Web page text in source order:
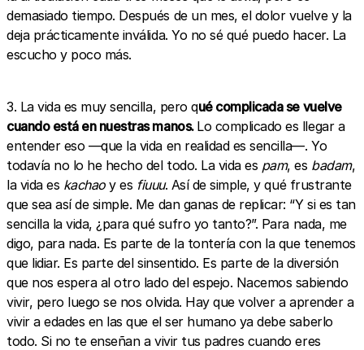
demasiado tiempo. Después de un mes, el dolor vuelve y la
deja prácticamente inválida. Yo no sé qué puedo hacer. La
escucho y poco más.
3. La vida es muy sencilla, pero qué complicada se vuelve
cuando está en nuestras manos. Lo complicado es llegar a
entender eso —que la vida en realidad es sencilla—. Yo
todavía no lo he hecho del todo. La vida es pam, es badam,
la vida es kachaoy es fiuuu. Así de simple, y qué frustrante
que sea así de simple. Me dan ganas de replicar: “Y si es tan
sencilla la vida, ¿para qué sufro yo tanto?”. Para nada, me
digo, para nada. Es parte de la tontería con la que tenemos
que lidiar. Es parte del sinsentido. Es parte de la diversión
que nos espera al otro lado del espejo. Nacemos sabiendo
vivir, pero luego se nos olvida. Hay que volver a aprender a
vivir a edades en las que el ser humano ya debe saberlo
todo. Si no te enseñan a vivir tus padres cuando eres